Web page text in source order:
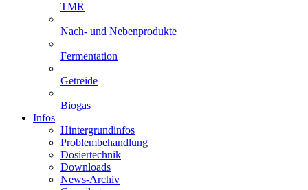
TMR
Nach- und Nebenprodukte
Fermentation
Getreide
Biogas
Infos
Hintergrundinfos
Problembehandlung
Dosiertechnik
Downloads
News-Archiv